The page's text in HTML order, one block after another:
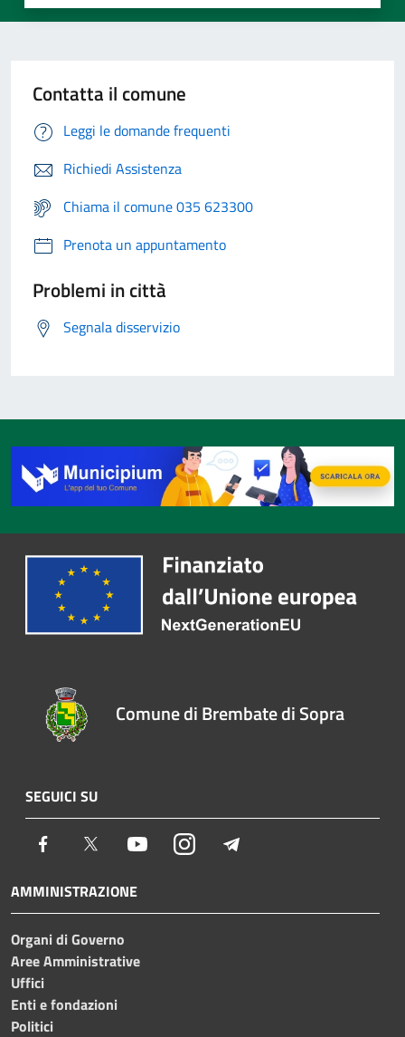
Contatta il comune
Leggi le domande frequenti
Richiedi Assistenza
Chiama il comune 035 623300
Prenota un appuntamento
Problemi in città
Segnala disservizio
Comune di Brembate di Sopra
SEGUICI SU
Facebook Twitter YoutubeInstagram
AMMINISTRAZIONE
Organi di Governo
Aree Amministrative
Uffici
Enti e fondazioni
Politici